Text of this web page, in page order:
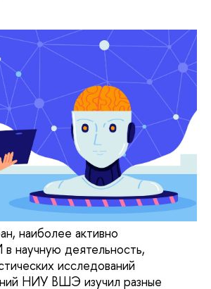
наиболее активно
научную деятельность,
исследований
НИУ ВШЭ изучил разные